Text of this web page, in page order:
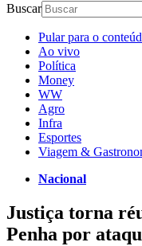
Buscar
Pular para o
Ao vivo
Política
Money
WW
Agro
Infra
Esportes
Viagem &
Nacional
Justiça torna
Penha por